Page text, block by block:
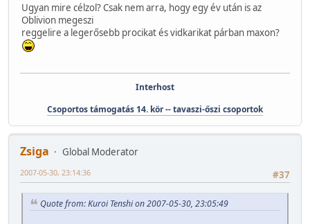
Ugyan mire célzol? Csak nem arra, hogy egy év után is az
Oblivion megeszi
reggelire a legerősebb procikat és vidkarikat párban maxon?
Interhost
Csoportos támogatás 14. kör -- tavaszi-őszi csoportok
Zsiga
Global Moderator
#37
2007-05-30, 23:14:36
Quote from: Kuroi Tenshi on 2007-05-30, 23:05:49